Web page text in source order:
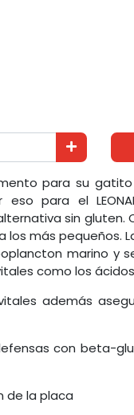
para su
eso para el
sin gluten.
los más pequeños.
marino y
como los
además
con beta-
de la placa